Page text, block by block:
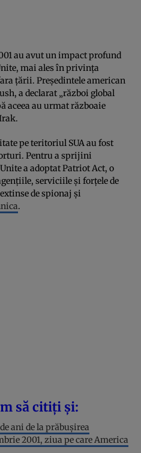
au avut un impact profund
mai ales în privința
țării. Președintele american
a declarat „război global
aceea au urmat războaie
pe teritoriul SUA au fost
Pentru a sprijini
a adoptat Patriot Act, o
serviciile și forțele de
de spionaj și
.
să citiți și:
ani de la prăbușirea
2001, ziua pe care America